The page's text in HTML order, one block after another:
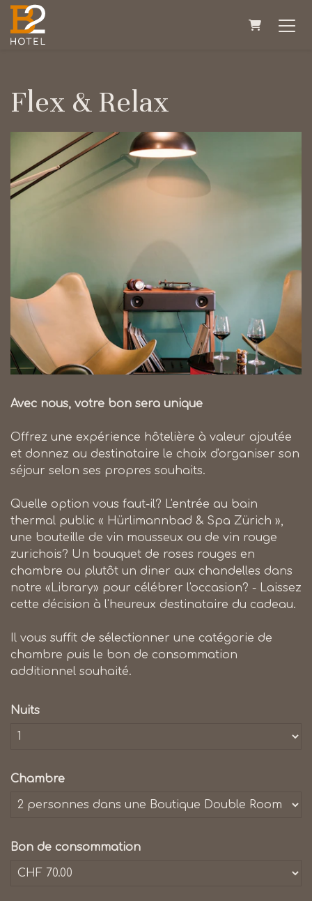
PANIER
Flex & Relax
Avec nous, votre bon sera unique
Offrez une expérience hôtelière à valeur ajoutée
et donnez au destinataire le choix d'organiser son
séjour selon ses propres souhaits.
Quelle option vous faut-il? L'entrée au bain
thermal public « Hürlimannbad & Spa Zürich »,
une bouteille de vin mousseux ou de vin rouge
zurichois? Un bouquet de roses rouges en
chambre ou plutôt un diner aux chandelles dans
notre «Library» pour célébrer l'occasion? - Laissez
cette décision à l'heureux destinataire du cadeau.
Il vous suffit de sélectionner une catégorie de
chambre puis le bon de consommation
additionnel souhaité.
Nuits
Chambre
Bon de consommation